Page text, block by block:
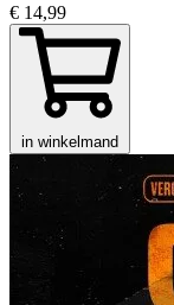
€ 14,99
in winkelmand